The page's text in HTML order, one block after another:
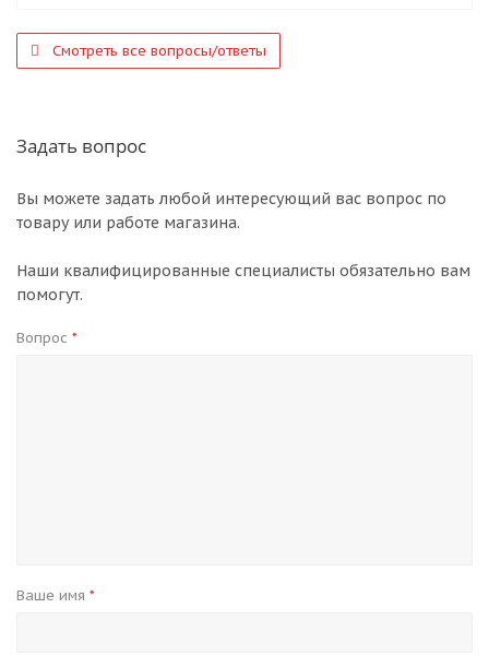
Смотреть все вопросы/ответы
Задать вопрос
Вы можете задать любой интересующий вас вопрос по
товару или работе магазина.
Наши квалифицированные специалисты обязательно вам
помогут.
Вопрос *
Ваше имя *